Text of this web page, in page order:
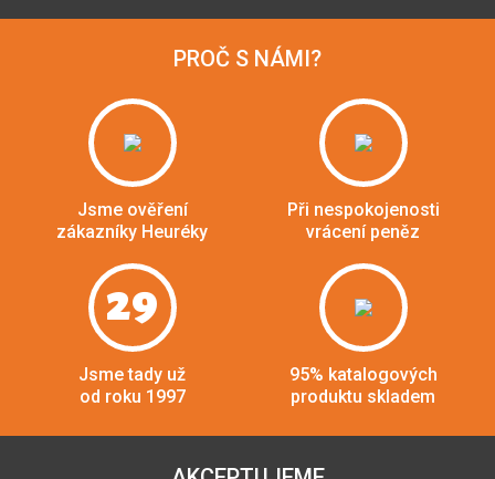
PROČ S NÁMI?
Jsme ověření
zákazníky Heuréky
Při nespokojenosti
vrácení peněz
29
Jsme tady už
od roku 1997
95% katalogových
produktu skladem